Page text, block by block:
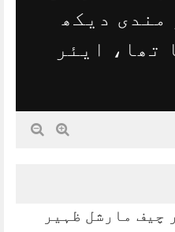
مندی دیکھ
تھا، ایئر
چیف مارشل ظہیر